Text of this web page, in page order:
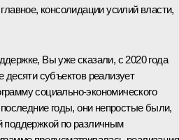
консолидации усилий власти,
Вы уже сказали, с 2020 года
десяти субъектов реализует
социально-экономического
последние годы, они непростые были,
поддержкой по различным